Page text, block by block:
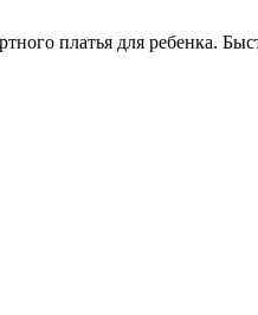
платья для ребенка.